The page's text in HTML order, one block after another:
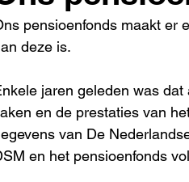
pensioenfonds maakt er
deze is.
jaren geleden was
en de prestaties van
van De
en het pensioenfonds